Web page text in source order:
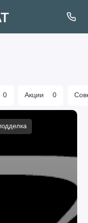
0 Акции 0